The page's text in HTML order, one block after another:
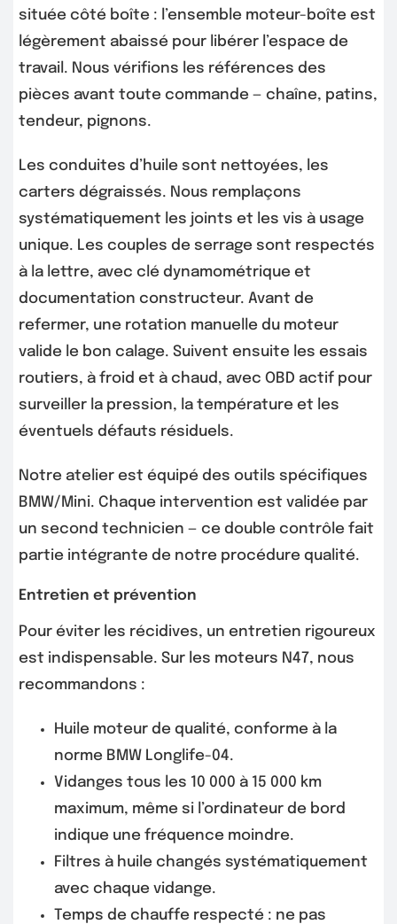
située côté boîte : l’ensemble moteur-boîte est
légèrement abaissé pour libérer l’espace de
travail. Nous vérifions les références des
pièces avant toute commande — chaîne, patins,
tendeur, pignons.
Les conduites d’huile sont nettoyées, les
carters dégraissés. Nous remplaçons
systématiquement les joints et les vis à usage
unique. Les couples de serrage sont respectés
à la lettre, avec clé dynamométrique et
documentation constructeur. Avant de
refermer, une rotation manuelle du moteur
valide le bon calage. Suivent ensuite les essais
routiers, à froid et à chaud, avec OBD actif pour
surveiller la pression, la température et les
éventuels défauts résiduels.
Notre atelier est équipé des outils spécifiques
BMW/Mini. Chaque intervention est validée par
un second technicien — ce double contrôle fait
partie intégrante de notre procédure qualité.
Entretien et prévention
Pour éviter les récidives, un entretien rigoureux
est indispensable. Sur les moteurs N47, nous
recommandons :
Huile moteur de qualité, conforme à la
norme BMW Longlife-04.
Vidanges tous les 10 000 à 15 000 km
maximum, même si l’ordinateur de bord
indique une fréquence moindre.
Filtres à huile changés systématiquement
avec chaque vidange.
Temps de chauffe respecté : ne pas